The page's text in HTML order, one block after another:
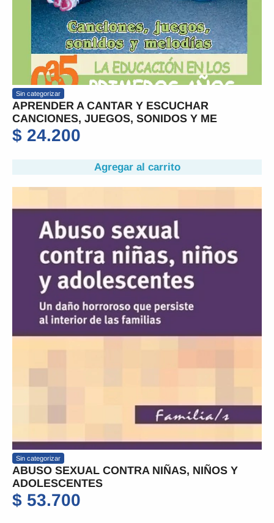
Sin categorizar
APRENDER A CANTAR Y ESCUCHAR
CANCIONES, JUEGOS, SONIDOS Y ME
$ 24.200
Agregar al carrito
Sin categorizar
ABUSO SEXUAL CONTRA NIÑAS, NIÑOS Y
ADOLESCENTES
$ 53.700